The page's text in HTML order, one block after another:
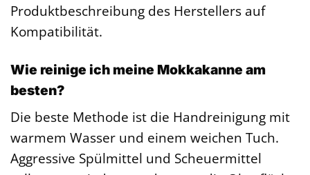
Produktbeschreibung des Herstellers auf
Kompatibilität.
Wie reinige ich meine Mokkakanne am
besten?
Die beste Methode ist die Handreinigung mit
warmem Wasser und einem weichen Tuch.
Aggressive Spülmittel und Scheuermittel